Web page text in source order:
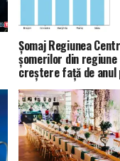
Șomaj Regiunea
șomerilor din
creștere față de anul